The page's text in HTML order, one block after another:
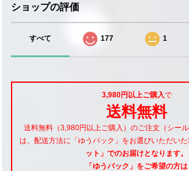
ショップの評価
すべて 177 1
3,980円以上ご購入で
送料無料
送料無料（3,980円以上ご購入）のご注文（シー
は、配送方法に「ゆうパック」をお選びいただいた
ット」でのお届けとなります。
「ゆうパック」をご希望の方は